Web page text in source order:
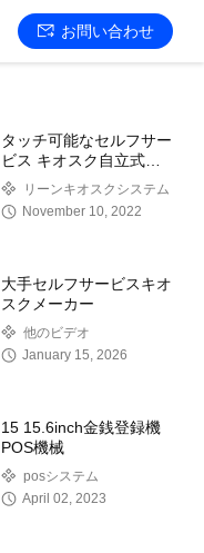
お問い合わせ
タッチ可能なセルフサー
ビス キオスク自立式多
機能リーンキオスクシステム
November 10, 2022
大手セルフサービスキオ
スクメーカー
他のビデオ
January 15, 2026
15 15.6inch金銭登録機
POS機械
posシステム
April 02, 2023